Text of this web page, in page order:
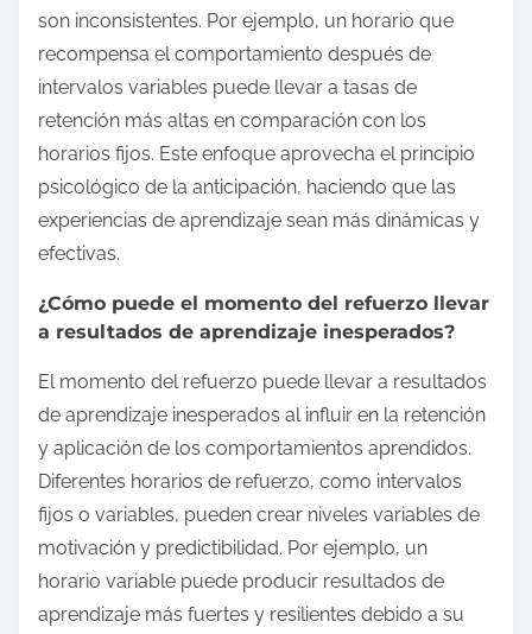
son inconsistentes. Por ejemplo, un horario que
recompensa el comportamiento después de
intervalos variables puede llevar a tasas de
retención más altas en comparación con los
horarios fijos. Este enfoque aprovecha el principio
psicológico de la anticipación, haciendo que las
experiencias de aprendizaje sean más dinámicas y
efectivas.
¿Cómo puede el momento del refuerzo llevar
a resultados de aprendizaje inesperados?
El momento del refuerzo puede llevar a resultados
de aprendizaje inesperados al influir en la retención
y aplicación de los comportamientos aprendidos.
Diferentes horarios de refuerzo, como intervalos
fijos o variables, pueden crear niveles variables de
motivación y predictibilidad. Por ejemplo, un
horario variable puede producir resultados de
aprendizaje más fuertes y resilientes debido a su